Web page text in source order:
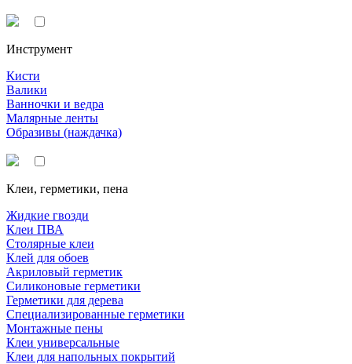
Инструмент
Кисти
Валики
Ванночки и ведра
Малярные ленты
Образивы (наждачка)
Клеи, герметики, пена
Жидкие гвозди
Клеи ПВА
Столярные клеи
Клей для обоев
Акриловый герметик
Силиконовые герметики
Герметики для дерева
Специализированные герметики
Монтажные пены
Клеи универсальные
Клеи для напольных покрытий